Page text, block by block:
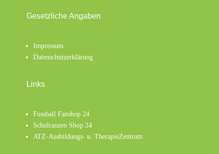
Gesetzliche Angaben
Impressum
Datenschutzerklärung
Links
Fussball Fanshop 24
Schulranzen Shop 24
ATZ-Ausbildungs- u. TherapieZentrum